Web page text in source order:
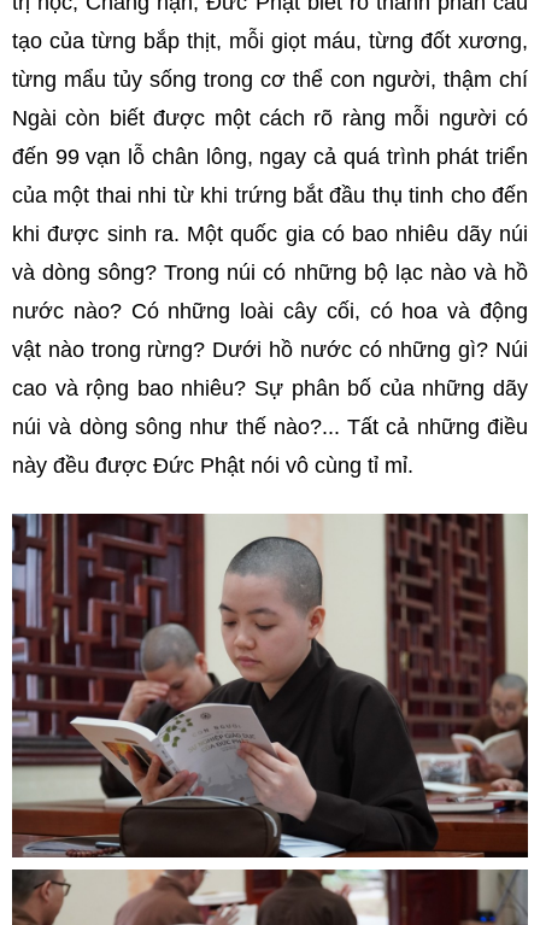
tạo của từng bắp thịt, mỗi giọt máu, từng đốt xương,
từng mẩu tủy sống trong cơ thể con người, thậm chí
Ngài còn biết được một cách rõ ràng mỗi người có
đến 99 vạn lỗ chân lông, ngay cả quá trình phát triển
của một thai nhi từ khi trứng bắt đầu thụ tinh cho đến
khi được sinh ra. Một quốc gia có bao nhiêu dãy núi
và dòng sông? Trong núi có những bộ lạc nào và hồ
nước nào? Có những loài cây cối, có hoa và động
vật nào trong rừng? Dưới hồ nước có những gì? Núi
cao và rộng bao nhiêu? Sự phân bố của những dãy
núi và dòng sông như thế nào?... Tất cả những điều
này đều được Đức Phật nói vô cùng tỉ mỉ.